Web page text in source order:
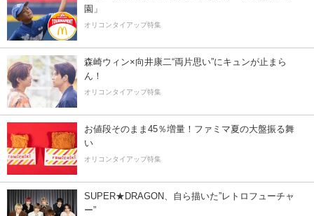
園」
オリコンタイアップ特集
森崎ウィン×向井康二“両片思い”にキュンが止まら
ん！
オリコンタイアップ特集
お値段そのまま45％増量！ファミマ夏の大盤振る舞
い
オリコンタイアップ特集
SUPER★DRAGON、自ら描いた”レトロフューチャ
ー”